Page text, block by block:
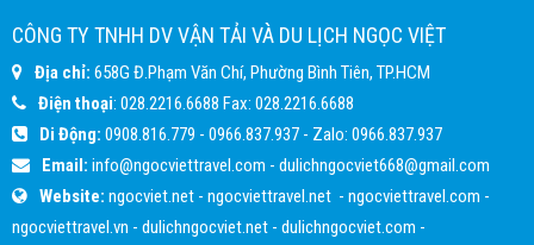
CÔNG TY TNHH DV VẬN TẢI VÀ DU LỊCH NGỌC VIỆT
Địa chỉ: 658G Đ.Phạm Văn Chí, Phường Bình Tiên, TP.HCM
Điện thoại: 028.2216.6688 Fax: 028.2216.6688
Di Động: 0908.816.779 - 0966.837.937 - Zalo: 0966.837.937
Email: info@ngocviettravel.com - dulichngocviet668@gmail.com
Website: ngocviet.net - ngocviettravel.net - ngocviettravel.com -
ngocviettravel.vn - dulichngocviet.net - dulichngocviet.com -